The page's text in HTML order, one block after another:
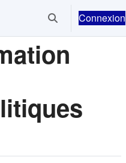
Activer/Connexion